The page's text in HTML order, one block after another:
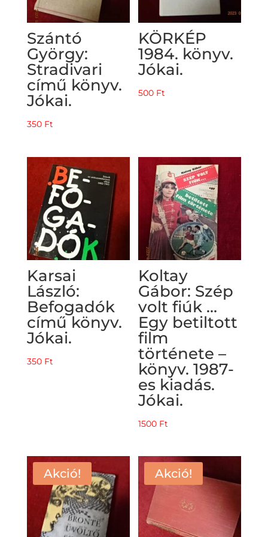
Szántó
György:
Stradivari
című könyv.
Jókai.
350 Ft
KÖRKÉP
1984. könyv.
Jókai.
500 Ft
Karsai
László:
Befogadók
című könyv.
Jókai.
350 Ft
Koltay
Gábor: Szép
volt fiúk …
Egy betiltott
film
története –
könyv. 1987-
es kiadás.
Jókai.
1500 Ft
Akció! Akció!